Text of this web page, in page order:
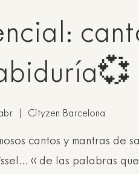
Cityzen Barcelona
cantos y mantras de
« de las palabras